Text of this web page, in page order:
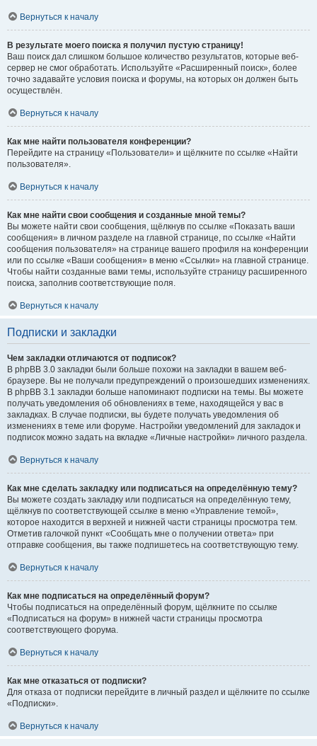
Вернуться к началу
В результате моего поиска я получил пустую страницу!
Ваш поиск дал слишком большое количество результатов, которые веб-
сервер не смог обработать. Используйте «Расширенный поиск», более
точно задавайте условия поиска и форумы, на которых он должен быть
осуществлён.
Вернуться к началу
Как мне найти пользователя конференции?
Перейдите на страницу «Пользователи» и щёлкните по ссылке «Найти
пользователя».
Вернуться к началу
Как мне найти свои сообщения и созданные мной темы?
Вы можете найти свои сообщения, щёлкнув по ссылке «Показать ваши
сообщения» в личном разделе на главной странице, по ссылке «Найти
сообщения пользователя» на странице вашего профиля на конференции
или по ссылке «Ваши сообщения» в меню «Ссылки» на главной странице.
Чтобы найти созданные вами темы, используйте страницу расширенного
поиска, заполнив соответствующие поля.
Вернуться к началу
Подписки и закладки
Чем закладки отличаются от подписок?
В phpBB 3.0 закладки были больше похожи на закладки в вашем веб-
браузере. Вы не получали предупреждений о произошедших изменениях.
В phpBB 3.1 закладки больше напоминают подписки на темы. Вы можете
получать уведомления об обновлениях в теме, находящейся у вас в
закладках. В случае подписки, вы будете получать уведомления об
изменениях в теме или форуме. Настройки уведомлений для закладок и
подписок можно задать на вкладке «Личные настройки» личного раздела.
Вернуться к началу
Как мне сделать закладку или подписаться на определённую тему?
Вы можете создать закладку или подписаться на определённую тему,
щёлкнув по соответствующей ссылке в меню «Управление темой»,
которое находится в верхней и нижней части страницы просмотра тем.
Отметив галочкой пункт «Сообщать мне о получении ответа» при
отправке сообщения, вы также подпишетесь на соответствующую тему.
Вернуться к началу
Как мне подписаться на определённый форум?
Чтобы подписаться на определённый форум, щёлкните по ссылке
«Подписаться на форум» в нижней части страницы просмотра
соответствующего форума.
Вернуться к началу
Как мне отказаться от подписки?
Для отказа от подписки перейдите в личный раздел и щёлкните по ссылке
«Подписки».
Вернуться к началу